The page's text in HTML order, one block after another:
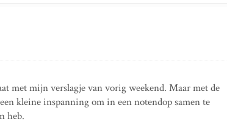
met mijn verslagje van vorig weekend. Maar met de
kleine inspanning om in een notendop samen te
heb.